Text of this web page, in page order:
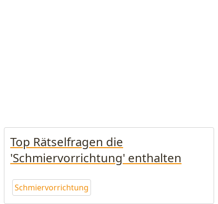
Top Rätselfragen die
'Schmiervorrichtung' enthalten
Schmiervorrichtung